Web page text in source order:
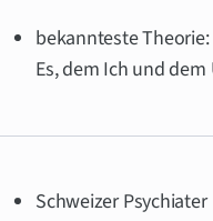
bekannteste Theorie:
Es, dem Ich und dem
Schweizer Psychiater